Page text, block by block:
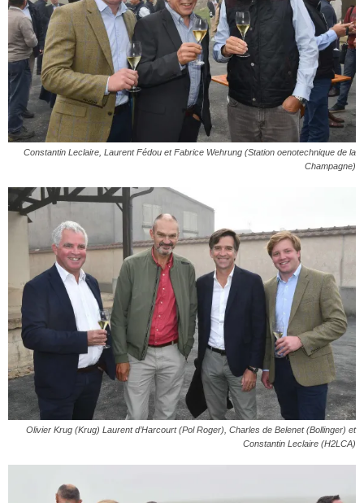
Constantin Leclaire, Laurent Fédou et Fabrice Wehrung (Station oenotechnique de la
Champagne)
Olivier Krug (Krug) Laurent d’Harcourt (Pol Roger), Charles de Belenet (Bollinger) et
Constantin Leclaire (H2LCA)